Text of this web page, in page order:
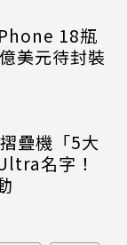
18瓶
美元待封裝
疊機「5大
名字！